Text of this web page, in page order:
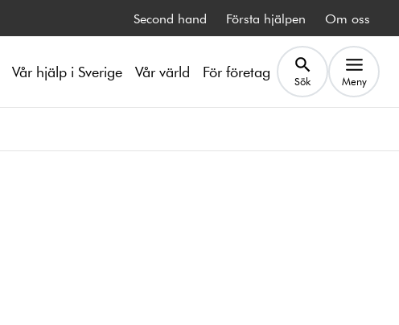
Second hand Första hjälpen Om oss
Vår hjälp i Sverige Vår värld För företag Sök Meny